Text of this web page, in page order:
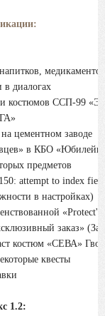
диалогах
костюмов ССП-99
цементном заводе
в КБО
предметов
attempt to index
в настройках)
заказ»
костюм «СЕВА»
квесты
1.2: